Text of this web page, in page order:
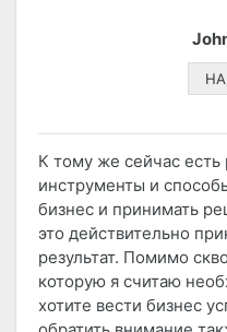
К тому же сейчас есть
инструменты и
бизнес и принимать
это действительно
результат. Помимо
которую я считаю
хотите вести бизнес